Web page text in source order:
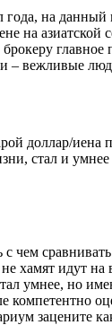
на
на
вежливые
доллар/иена
стал и
чем
хамят идут
умнее, но
зацените